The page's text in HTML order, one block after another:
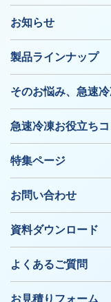
お知らせ
製品ラインナップ
そのお悩み、急速
急速冷凍お役立ち
特集ページ
お問い合わせ
資料ダウンロード
よくあるご質問
お見積りフォーム